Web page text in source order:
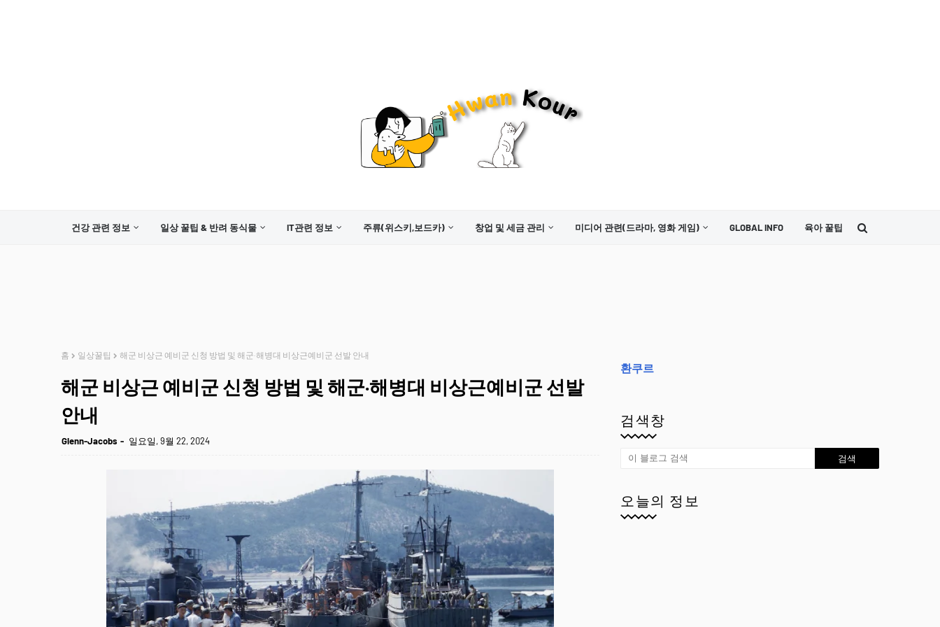
건강 관련 정보 일상 꿀팁 & 반려 동식물 IT관련 정보 주류(위스키,보드카) 창업 및 세금 관리 미디어 관련(드라마, 영화 게임) GLOBAL INFO 육아 꿀팁
홈 일상꿀팁 해군 비상근 예비군 신청 방법 및 해군·해병대 비상근예비군 선발 안내
해군 비상근 예비군 신청 방법 및 해군·해병대 비상근예비군 선발
안내
Glenn-Jacobs 일요일, 9월 22, 2024
환쿠르
검색창
오늘의 정보